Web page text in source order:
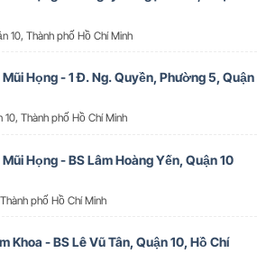
10, Thành phố Hồ Chí Minh
Họng - 1 Đ. Ng. Quyền, Phường 5, Quận
Thành phố Hồ Chí Minh
Họng - BS Lâm Hoàng Yến, Quận 10
phố Hồ Chí Minh
Khoa - BS Lê Vũ Tân, Quận 10, Hồ Chí